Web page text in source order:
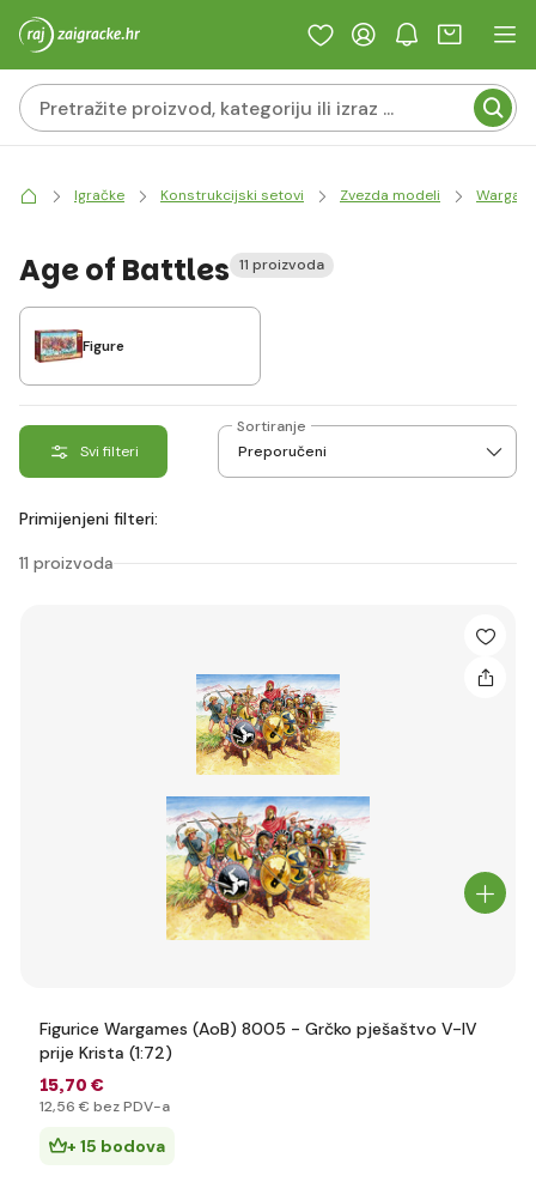
Igračke Konstrukcijski setovi Zvezda modeli
Age of Battles 11 proizvoda
Figure
Svi filteri
Sortiranje
Primijenjeni filteri:
11 proizvoda
Figurice Wargames (AoB) 8005 - Grčko pješaštvo V-IV
prije Krista (1:72)
15,70 €
12,56 € bez PDV-a
+ 15 bodova